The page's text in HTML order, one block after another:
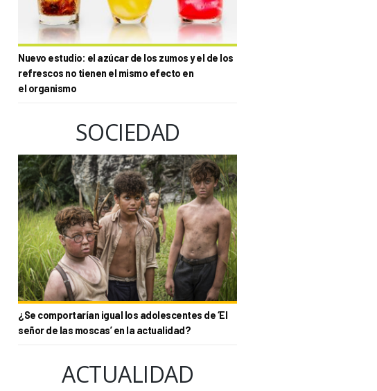
Nuevo estudio: el azúcar de los zumos y el de los
refrescos no tienen el mismo efecto en
el organismo
SOCIEDAD
¿Se comportarían igual los adolescentes de ‘El
señor de las moscas’ en la actualidad?
ACTUALIDAD